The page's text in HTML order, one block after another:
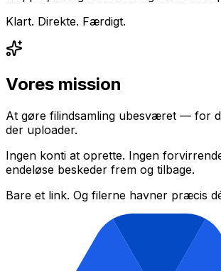
Klart. Direkte. Færdigt.
Vores mission
At gøre filindsamling ubesværet — for
der uploader.
Ingen konti at oprette. Ingen
endeløse beskeder frem og tilbage.
Bare et link. Og filerne havner præcis